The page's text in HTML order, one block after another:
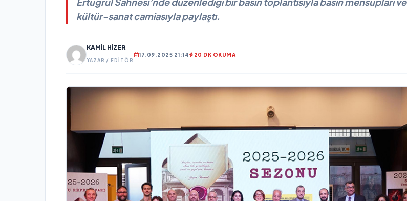
kültür-sanat camiasıyla paylaştı.
KAMIL HIZER
YAZAR / EDITÖR
17.09.2025 21:14 20 DK OKUMA